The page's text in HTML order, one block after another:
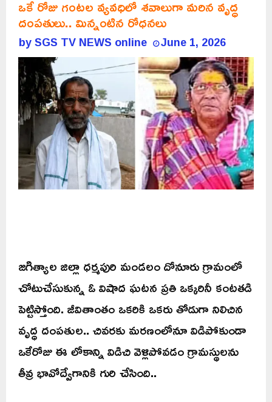
ఒకే రోజు గంటల వ్యవధిలో శవాలుగా మరిన వృద్ధ
దంపతులు.. మిన్నంటిన రోధనలు
bySGS TV NEWS online June 1, 2026
జగిత్యాల జిల్లా ధర్మపురి మండలం దోనూరు గ్రామంలో
చోటుచేసుకున్న ఓ విషాద ఘటన ప్రతి ఒక్కరినీ కంటతడి
పెట్టిస్తోంది. జీవితాంతం ఒకరికి ఒకరు తోడుగా నిలిచిన
వృద్ధ దంపతుల.. చివరకు మరణంలోనూ విడిపోకుండా
ఒకేరోజు ఈ లోకాన్ని విడిచి వెళ్లిపోవడం గ్రామస్థులను
తీవ్ర భావోద్వేగానికి గురి చేసింది..